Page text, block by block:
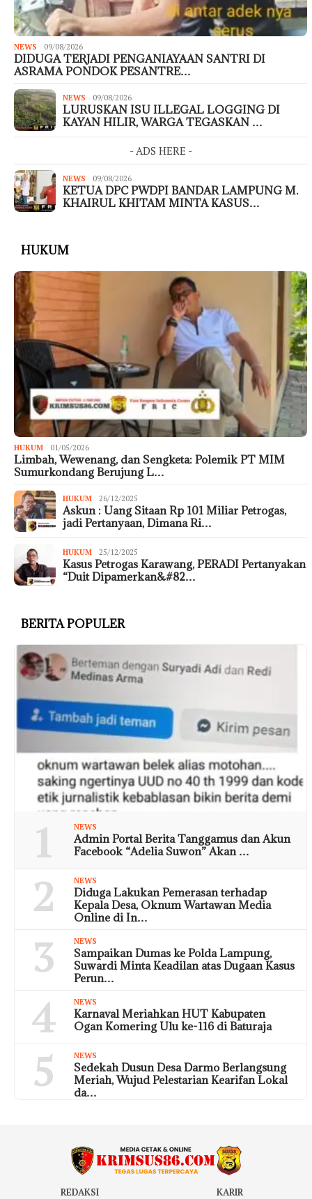
NEWS 09/08/2026
DIDUGA TERJADI PENGANIAYAAN SANTRI DI
ASRAMA PONDOK PESANTRE…
NEWS 09/08/2026
LURUSKAN ISU ILLEGAL LOGGING DI
KAYAN HILIR, WARGA TEGASKAN …
- ADS HERE -
NEWS 09/08/2026
KETUA DPC PWDPI BANDAR LAMPUNG M.
KHAIRUL KHITAM MINTA KASUS…
HUKUM
HUKUM 01/05/2026
Limbah, Wewenang, dan Sengketa: Polemik PT MIM
Sumurkondang Berujung L…
HUKUM 26/12/2025
Askun : Uang Sitaan Rp 101 Miliar Petrogas,
jadi Pertanyaan, Dimana Ri…
HUKUM 25/12/2025
Kasus Petrogas Karawang, PERADI Pertanyakan
“Duit Dipamerkan&#82…
BERITA POPULER
1 NEWS
Admin Portal Berita Tanggamus dan Akun
Facebook “Adelia Suwon” Akan …
2 NEWS
Diduga Lakukan Pemerasan terhadap
Kepala Desa, Oknum Wartawan Media
Online di In…
3 NEWS
Sampaikan Dumas ke Polda Lampung,
Suwardi Minta Keadilan atas Dugaan Kasus
Perun…
4 NEWS
Karnaval Meriahkan HUT Kabupaten
Ogan Komering Ulu ke-116 di Baturaja
5 NEWS
Sedekah Dusun Desa Darmo Berlangsung
Meriah, Wujud Pelestarian Kearifan Lokal
da…
REDAKSI KARIR